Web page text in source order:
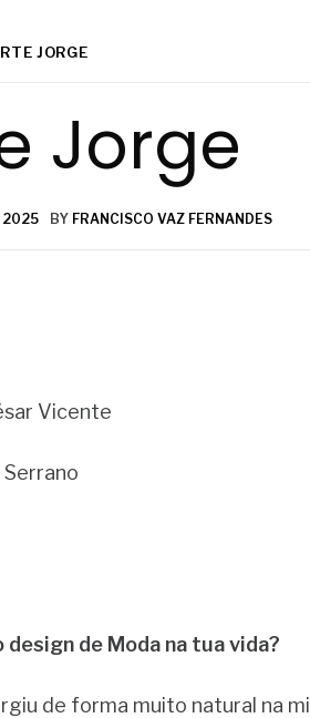
JORGE
Jorge
2025 BY FRANCISCO VAZ FERNANDES
Vicente
design de Moda na tua vida?
de forma muito natural na